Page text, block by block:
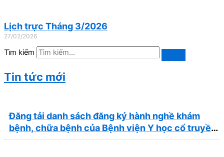
Lịch trực Tháng 3/2026
27/02/2026
Tìm kiếm
Tin tức mới
Đăng tải danh sách đăng ký hành nghề khám
bệnh, chữa bệnh của Bệnh viện Y học cổ truyền
và Phục hồi chức năng Quy Nhơn (22/6/2026)